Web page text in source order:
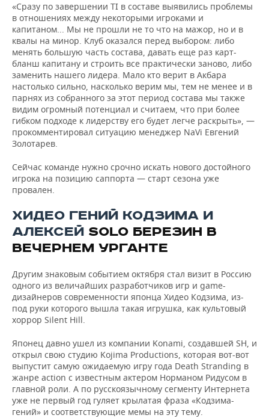
«Сразу по завершении TI в составе выявились проблемы
в отношениях между некоторыми игроками и
капитаном... Мы не прошли не то что на мажор, но и в
квалы на минор. Клуб оказался перед выбором: либо
менять большую часть состава, давать еще раз карт-
бланш капитану и строить все практически заново, либо
заменить нашего лидера. Мало кто верит в Акбара
настолько сильно, насколько верим мы, тем не менее и в
парнях из собранного за этот период состава мы также
видим огромный потенциал и считаем, что при более
гибком подходе к лидерству его будет легче раскрыть», —
прокомментировал ситуацию менеджер NaVi Евгений
Золотарев.
Сейчас команде нужно срочно искать нового достойного
игрока на позицию саппорта — старт сезона уже
провален.
ХИДЕО ГЕНИЙ КОДЗИМА И
АЛЕКСЕЙ SOLO БЕРЕЗИН В
ВЕЧЕРНЕМ УРГАНТЕ
Другим знаковым событием октября стал визит в Россию
одного из величайших разработчиков игр и game-
дизайнеров современности японца Хидео Кодзима, из-
под руки которого вышла такая игрушка, как культовый
хоррор Silent Hill.
Японец давно ушел из компании Konami, создавшей SH, и
открыл свою студию Kojima Productions, которая вот-вот
выпустит самую ожидаемую игру года Death Stranding в
жанре action c известным актером Норманом Ридусом в
главной роли. А по русскоязычному сегменту Интернета
уже не первый год гуляет крылатая фраза «Кодзима-
гений» и соответствующие мемы на эту тему.